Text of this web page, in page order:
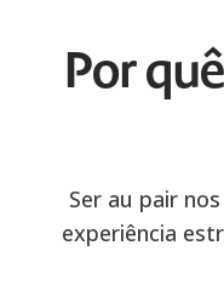
Por
Ser au pair
experiência